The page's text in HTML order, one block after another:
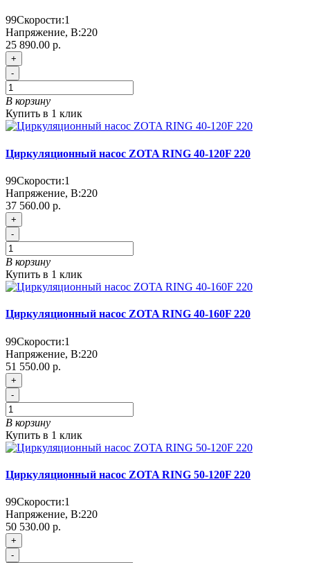
99Скорости:1
Напряжение, В:220
25 890.00 р.
+
-
В корзину
Купить в 1 клик
Циркуляционный насос ZOTA RING 40-120F 220
99Скорости:1
Напряжение, В:220
37 560.00 р.
+
-
В корзину
Купить в 1 клик
Циркуляционный насос ZOTA RING 40-160F 220
99Скорости:1
Напряжение, В:220
51 550.00 р.
+
-
В корзину
Купить в 1 клик
Циркуляционный насос ZOTA RING 50-120F 220
99Скорости:1
Напряжение, В:220
50 530.00 р.
+
-